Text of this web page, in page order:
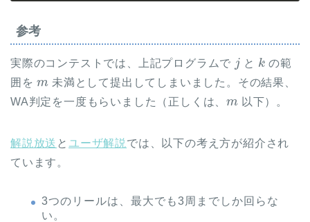
参考
実際のコンテストでは、上記プログラムで と
k
の範
囲を
未満として提出してしまいました。その結果、
WA判定を一度もらいました（正しくは、
以下）。
解説放送 と ユーザ解説 では、以下の考え方が紹介され
ています。
3つのリールは、最大でも3周までしか回らな
い。